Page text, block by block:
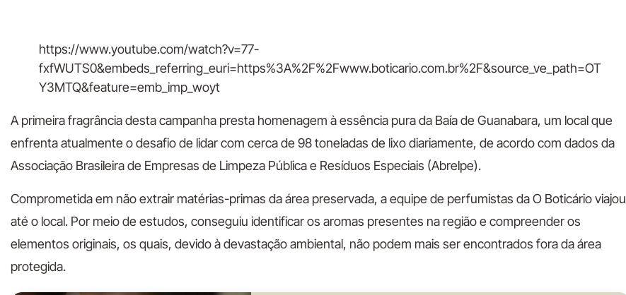
https://www.youtube.com/watch?v=77-
fxfWUTS0&embeds_referring_euri=https%3A%2F%2Fwww.boticario.com.br%2F&source_ve_path=OT
Y3MTQ&feature=emb_imp_woyt
A primeira fragrância desta campanha presta homenagem à essência pura da Baía de Guanabara, um local que
enfrenta atualmente o desafio de lidar com cerca de 98 toneladas de lixo diariamente, de acordo com dados da
Associação Brasileira de Empresas de Limpeza Pública e Resíduos Especiais (Abrelpe).
Comprometida em não extrair matérias-primas da área preservada, a equipe de perfumistas da O Boticário viajou
até o local. Por meio de estudos, conseguiu identificar os aromas presentes na região e compreender os
elementos originais, os quais, devido à devastação ambiental, não podem mais ser encontrados fora da área
protegida.